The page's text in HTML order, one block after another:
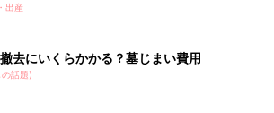
出産
去にいくらかかる？墓じまい費用
の話題)